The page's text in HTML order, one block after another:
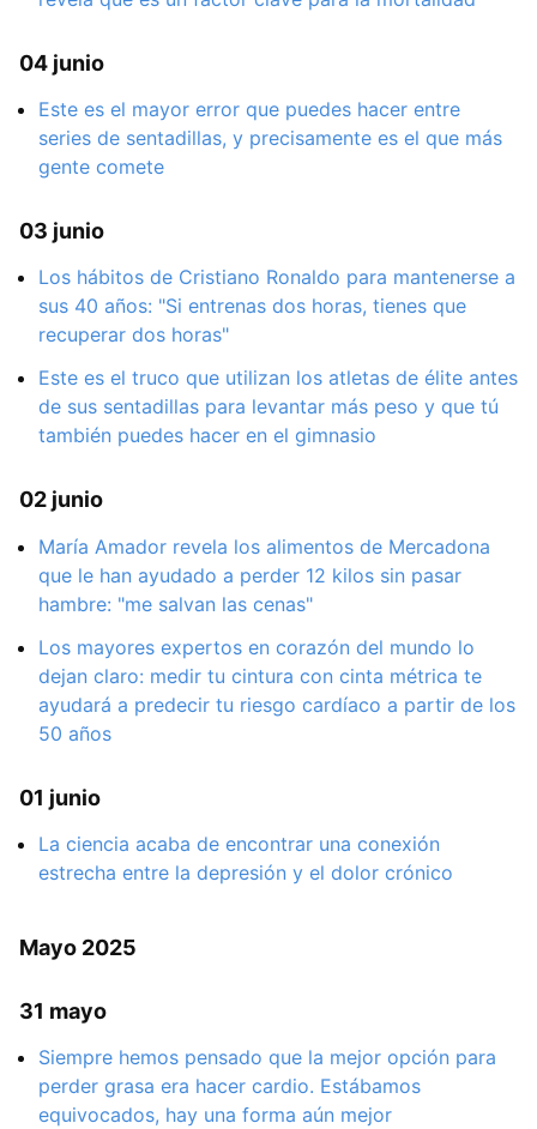
04 junio
Este es el mayor error que puedes hacer entre
series de sentadillas, y precisamente es el que más
gente comete
03 junio
Los hábitos de Cristiano Ronaldo para mantenerse a
sus 40 años: "Si entrenas dos horas, tienes que
recuperar dos horas"
Este es el truco que utilizan los atletas de élite antes
de sus sentadillas para levantar más peso y que tú
también puedes hacer en el gimnasio
02 junio
María Amador revela los alimentos de Mercadona
que le han ayudado a perder 12 kilos sin pasar
hambre: "me salvan las cenas"
Los mayores expertos en corazón del mundo lo
dejan claro: medir tu cintura con cinta métrica te
ayudará a predecir tu riesgo cardíaco a partir de los
50 años
01 junio
La ciencia acaba de encontrar una conexión
estrecha entre la depresión y el dolor crónico
Mayo 2025
31 mayo
Siempre hemos pensado que la mejor opción para
perder grasa era hacer cardio. Estábamos
equivocados, hay una forma aún mejor